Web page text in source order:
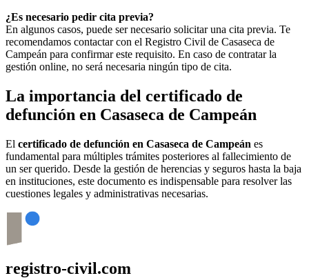
¿Es necesario pedir cita previa?
En algunos casos, puede ser necesario solicitar una cita previa. Te
recomendamos contactar con el Registro Civil de Casaseca de
Campeán para confirmar este requisito. En caso de contratar la
gestión online, no será necesaria ningún tipo de cita.
La importancia del certificado de
defunción en Casaseca de Campeán
El certificado de defunción en Casaseca de Campeán es
fundamental para múltiples trámites posteriores al fallecimiento de
un ser querido. Desde la gestión de herencias y seguros hasta la baja
en instituciones, este documento es indispensable para resolver las
cuestiones legales y administrativas necesarias.
registro-civil.com